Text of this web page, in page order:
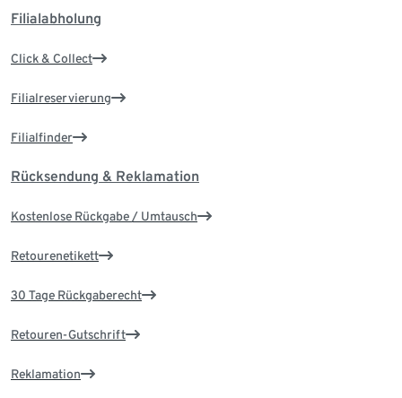
Filialabholung
Click & Collect
Filialreservierung
Filialfinder
Rücksendung & Reklamation
Kostenlose Rückgabe / Umtausch
Retourenetikett
30 Tage Rückgaberecht
Retouren-Gutschrift
Reklamation